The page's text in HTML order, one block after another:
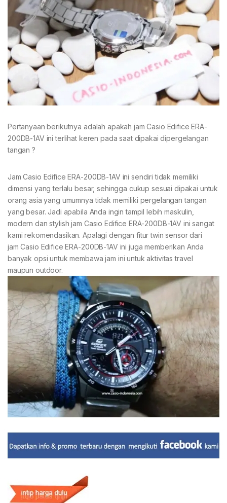
Pertanyaan berikutnya adalah apakah jam Casio Edifice ERA-
200DB-1AV ini terlihat keren pada saat dipakai dipergelangan
tangan ?
Jam Casio Edifice ERA-200DB-1AV ini sendiri tidak memiliki
dimensi yang terlalu besar, sehingga cukup sesuai dipakai untuk
orang asia yang umumnya tidak memiliki pergelangan tangan
yang besar. Jadi apabila Anda ingin tampil lebih maskulin,
modern dan stylish jam Casio Edifice ERA-200DB-1AV ini sangat
kami rekomendasikan. Apalagi dengan fitur twin sensor dari
jam Casio Edifice ERA-200DB-1AV ini juga memberikan Anda
banyak opsi untuk membawa jam ini untuk aktivitas travel
maupun outdoor.